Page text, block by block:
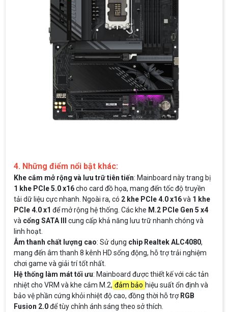
4. Những điểm nổi bật khác:
Khe cắm mở rộng và lưu trữ tiên tiến: Mainboard này trang bị
1 khe PCIe 5.0 x16cho card đồ họa, mang đến tốc độ truyền
tải dữ liệu cực nhanh. Ngoài ra, có 2 khe PCIe 4.0 x16và 1 khe
PCIe 4.0 x1 để mở rộng hệ thống. Các khe M.2 PCIe Gen 5 x4
và cổng SATA III cung cấp khả năng lưu trữ nhanh chóng và
linh hoạt.
Âm thanh chất lượng cao: Sử dụng chip Realtek ALC4080,
mang đến âm thanh 8 kênh HD sống động, hỗ trợ trải nghiệm
chơi game và giải trí tốt nhất.
Hệ thống làm mát tối ưu: Mainboard được thiết kế với các tản
nhiệt cho VRM và khe cắm M.2, đảm bảo hiệu suất ổn định và
bảo vệ phần cứng khỏi nhiệt độ cao, đồng thời hỗ trợRGB
Fusion 2.0để tùy chỉnh ánh sáng theo sở thích.